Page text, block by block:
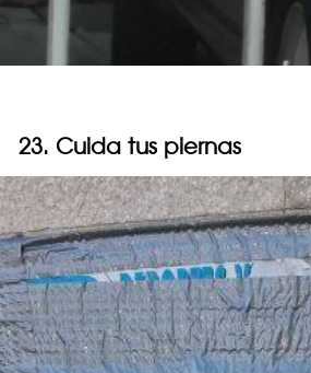
23. Cuida tus piernas